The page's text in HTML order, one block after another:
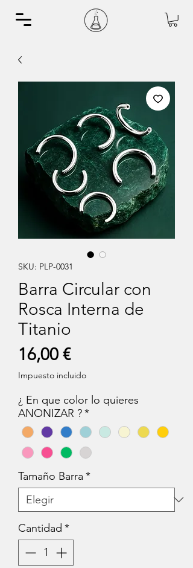
SKU: PLP-0031
Barra Circular con
Rosca Interna de
Titanio
16,00 €Precio
Impuesto incluido
¿ En que color lo quieres
ANONIZAR ?*
Tamaño Barra *
Cantidad *